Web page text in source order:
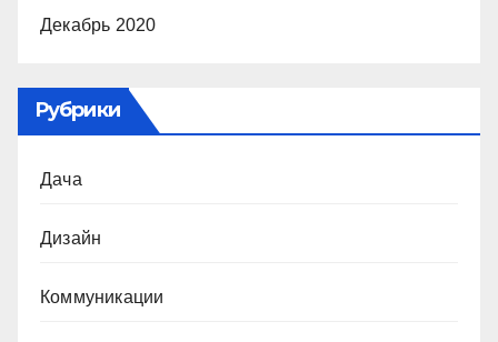
Декабрь 2020
Рубрики
Дача
Дизайн
Коммуникации